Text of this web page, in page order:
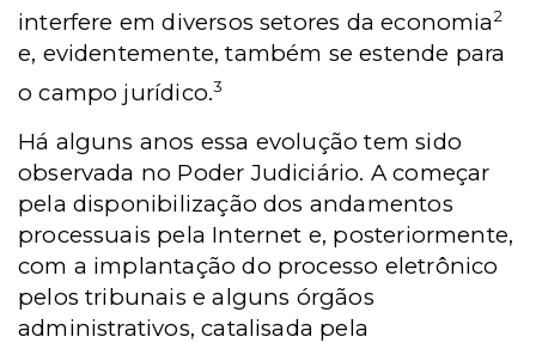
interfere em diversos setores da economia2
e, evidentemente, também se estende para
o campo jurídico.3
Há alguns anos essa evolução tem sido
observada no Poder Judiciário. A começar
pela disponibilização dos andamentos
processuais pela Internet e, posteriormente,
com a implantação do processo eletrônico
pelos tribunais e alguns órgãos
administrativos, catalisada pela